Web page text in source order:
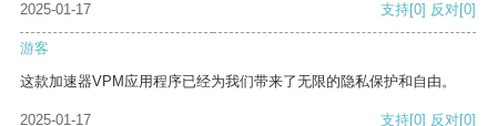
2025-01-17 支持[0] 反对[0]
游客
这款加速器VPM应用程序已经为我们带来了无限的隐私保护和自由。
2025-01-17 支持[0] 反对[0]